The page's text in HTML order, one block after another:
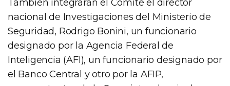
También integrarán el Comité el director
nacional de Investigaciones del Ministerio de
Seguridad, Rodrigo Bonini, un funcionario
designado por la Agencia Federal de
Inteligencia (AFI), un funcionario designado por
el Banco Central y otro por la AFIP,